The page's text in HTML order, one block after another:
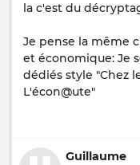
la c'est du
Je pense la même
et économique: Je
dédiés style "Chez
L'écon@ute"
Guillaume